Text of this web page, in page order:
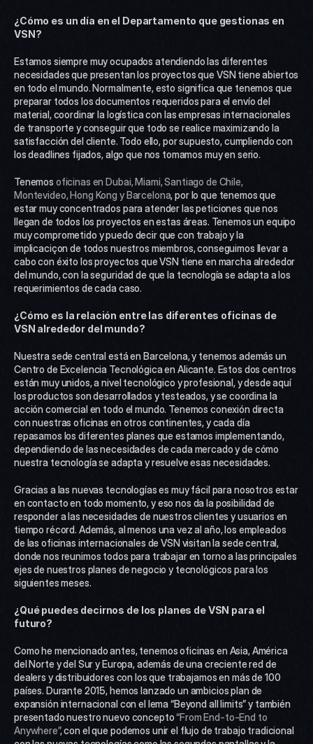
¿Cómo es un día en el Departamento que gestionas en
VSN?
Estamos siempre muy ocupados atendiendo las diferentes
necesidades que presentan los proyectos que VSN tiene abiertos
en todo el mundo. Normalmente, esto significa que tenemos que
preparar todos los documentos requeridos para el envío del
material, coordinar la logística con las empresas internacionales
de transporte y conseguir que todo se realice maximizando la
satisfacción del cliente. Todo ello, por supuesto, cumpliendo con
los deadlines fijados, algo que nos tomamos muy en serio.
Tenemos oficinas en Dubai, Miami, Santiago de Chile,
Montevideo, Hong Kong y Barcelona, por lo que tenemos que
estar muy concentrados para atender las peticiones que nos
llegan de todos los proyectos en estas áreas. Tenemos un equipo
muy comprometido y puedo decir que con trabajo y la
implicaciçon de todos nuestros miembros, conseguimos llevar a
cabo con éxito los proyectos que VSN tiene en marcha alrededor
del mundo, con la seguridad de que la tecnología se adapta a los
requerimientos de cada caso.
¿Cómo es la relación entre las diferentes oficinas de
VSN alrededor del mundo?
Nuestra sede central está en Barcelona, y tenemos además un
Centro de Excelencia Tecnológica en Alicante. Estos dos centros
están muy unidos, a nivel tecnológico y profesional, y desde aquí
los productos son desarrollados y testeados, y se coordina la
acción comercial en todo el mundo. Tenemos conexión directa
con nuestras oficinas en otros continentes, y cada día
repasamos los diferentes planes que estamos implementando,
dependiendo de las necesidades de cada mercado y de cómo
nuestra tecnología se adapta y resuelve esas necesidades.
Gracias a las nuevas tecnologías es muy fácil para nosotros estar
en contacto en todo momento, y eso nos da la posibilidad de
responder a las necesidades de nuestros clientes y usuarios en
tiempo récord. Además, al menos una vez al año, los empleados
de las oficinas internacionales de VSN visitan la sede central,
donde nos reunimos todos para trabajar en torno a las principales
ejes de nuestros planes de negocio y tecnológicos para los
siguientes meses.
¿Qué puedes decirnos de los planes de VSN para el
futuro?
Como he mencionado antes, tenemos oficinas en Asia, América
del Norte y del Sur y Europa, además de una creciente red de
dealers y distribuidores con los que trabajamos en más de 100
países. Durante 2015, hemos lanzado un ambicios plan de
expansión internacional con el lema “Beyond all limits” y también
presentado nuestro nuevo concepto “From End-to-End to
Anywhere”, con el que podemos unir el flujo de trabajo tradicional